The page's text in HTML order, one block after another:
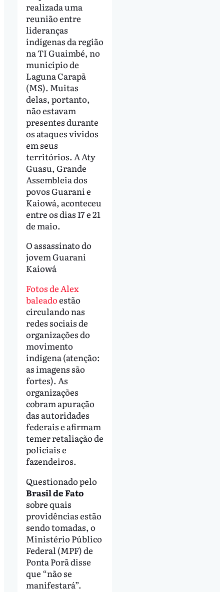
realizada uma
reunião entre
lideranças
indígenas da região
na TI Guaimbé, no
município de
Laguna Carapã
(MS). Muitas
delas, portanto,
não estavam
presentes durante
os ataques vividos
em seus
territórios. A Aty
Guasu, Grande
Assembleia dos
povos Guarani e
Kaiowá, aconteceu
entre os dias 17 e 21
de maio.
O assassinato do
jovem Guarani
Kaiowá
Fotos de Alex
baleadoestão
circulando nas
redes sociais de
organizações do
movimento
indígena (atenção:
as imagens são
fortes). As
organizações
cobram apuração
das autoridades
federais e afirmam
temer retaliação de
policiais e
fazendeiros.
Questionado pelo
Brasil de Fato
sobre quais
providências estão
sendo tomadas, o
Ministério Público
Federal (MPF) de
Ponta Porã disse
que “não se
manifestará”.